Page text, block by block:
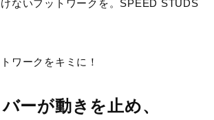
ーが動きを止め、